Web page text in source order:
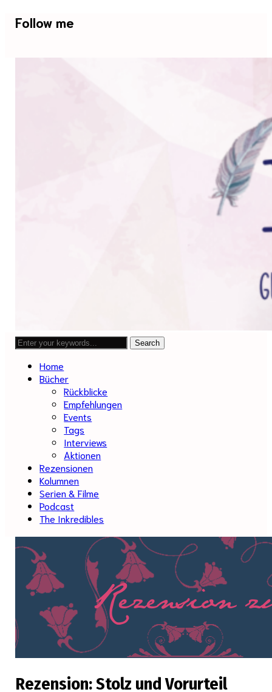
Follow me
Home
Bücher
Rückblicke
Empfehlungen
Events
Tags
Interviews
Aktionen
Rezensionen
Kolumnen
Serien & Filme
Podcast
The Inkredibles
Rezension: Stolz und Vorurteil